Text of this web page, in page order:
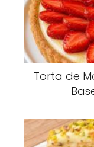
Torta de